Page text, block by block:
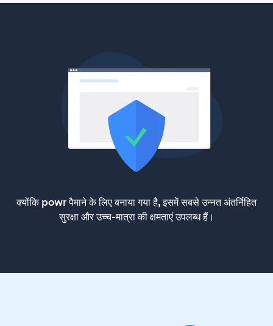
क्योंकि powr पैमाने के लिए बनाया गया है, इसमें सबसे उन्नत अंतर्निहित
सुरक्षा और उच्च-मात्रा की क्षमताएं उपलब्ध हैं।